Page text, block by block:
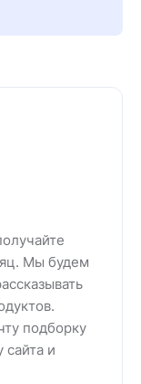
Мы будем
подборку
сайта и